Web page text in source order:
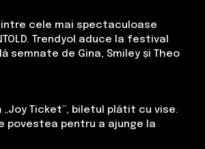
cele mai spectaculoase
Trendyol aduce la festival
semnate de Gina, Smiley și Theo
„Joy Ticket”, biletul plătit cu vise.
povestea pentru a ajunge la